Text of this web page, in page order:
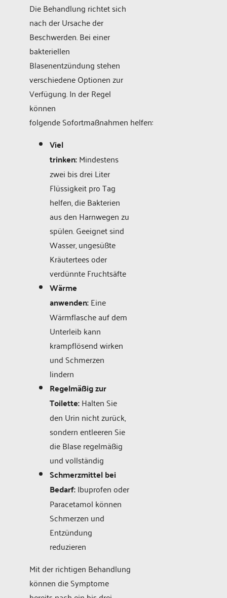
Die Behandlung richtet sich
nach der Ursache der
Beschwerden. Bei einer
bakteriellen
Blasenentzündung stehen
verschiedene Optionen zur
Verfügung. In der Regel
können
folgende Sofortmaßnahmen helfen:
Viel
trinken:Mindestens
zwei bis drei Liter
Flüssigkeit pro Tag
helfen, die Bakterien
aus den Harnwegen zu
spülen. Geeignet sind
Wasser, ungesüßte
Kräutertees oder
verdünnte Fruchtsäfte
Wärme
anwenden:Eine
Wärmflasche auf dem
Unterleib kann
krampflösend wirken
und Schmerzen
lindern
Regelmäßig zur
Toilette:Halten Sie
den Urin nicht zurück,
sondern entleeren Sie
die Blase regelmäßig
und vollständig
Schmerzmittel bei
Bedarf:Ibuprofen oder
Paracetamol können
Schmerzen und
Entzündung
reduzieren
Mit der richtigen Behandlung
können die Symptome